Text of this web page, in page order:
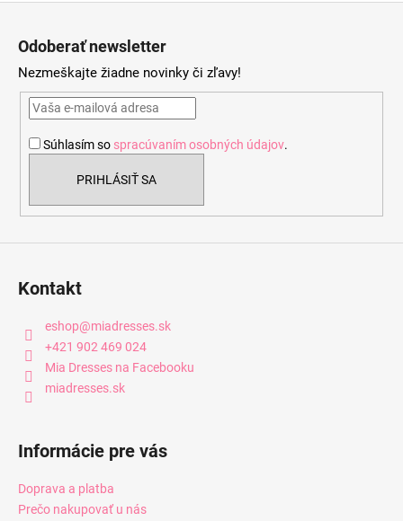
Odoberať newsletter
Nezmeškajte žiadne novinky či zľavy!
Súhlasím so spracúvaním osobných údajov.
PRIHLÁSIŤ SA
Kontakt
eshop@miadresses.sk
+421 902 469 024
Mia Dresses na Facebooku
miadresses.sk
Informácie pre vás
Doprava a platba
Prečo nakupovať u nás